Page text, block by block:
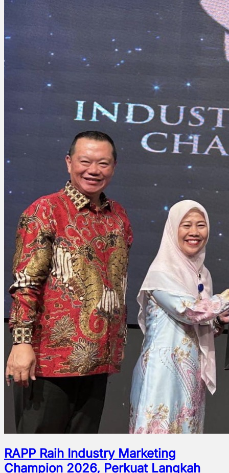
RAPP Raih Industry Marketing
Champion 2026, Perkuat Langkah